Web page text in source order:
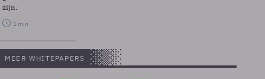
zijn.
1 min
MEER WHITEPAPERS